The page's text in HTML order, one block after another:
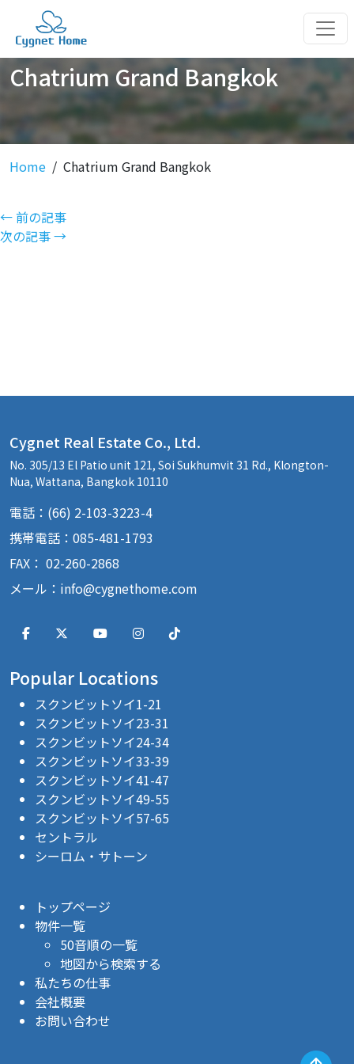
Chatrium Grand Bangkok
Home Chatrium Grand Bangkok
← 前の記事
次の記事 →
Cygnet Real Estate Co., Ltd.
No. 305/13 El Patio unit 121, Soi Sukhumvit 31 Rd., Klongton-
Nua, Wattana, Bangkok 10110
電話：(66) 2-103-3223-4
携帯電話：085-481-1793
FAX： 02-260-2868
メール： info@cygnethome.com
Popular Locations
スクンビットソイ1-21
スクンビットソイ23-31
スクンビットソイ24-34
スクンビットソイ33-39
スクンビットソイ41-47
スクンビットソイ49-55
スクンビットソイ57-65
セントラル
シーロム・サトーン
トップページ
物件一覧
50音順の一覧
地図から検索する
私たちの仕事
会社概要
お問い合わせ